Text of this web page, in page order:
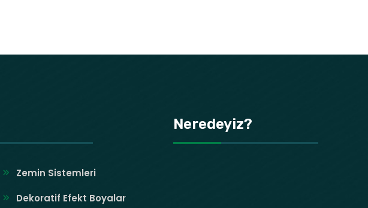
Zemin Sistemleri
Dekoratif Efekt Boyalar
Neredeyiz?